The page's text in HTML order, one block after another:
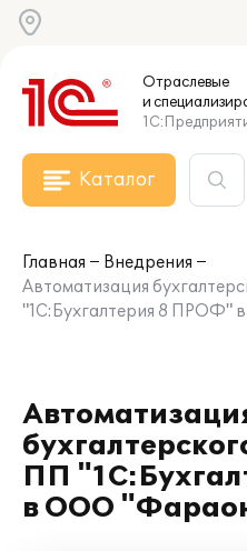
Отраслевые
и
Каталог
Главная
Внедрения
Автоматизация
"1С:Бухгалтерия 8
ПП
в ООО